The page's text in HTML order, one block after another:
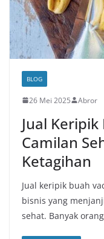
BLOG
26 Mei 2025 Abror
Jual
Camilan
Ketagihan
Jual keripik buah
bisnis yang
sehat. Banyak